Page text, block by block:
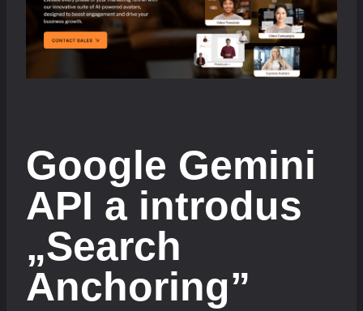
Google Gemini
API a introdus
„Search
Anchoring”